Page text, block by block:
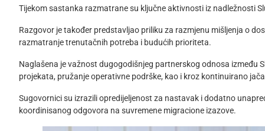
Tijekom sastanka razmatrane su ključne aktivnosti iz nadležnosti
Razgovor je također predstavljao priliku za razmjenu mišljenja o
razmatranje trenutačnih potreba i budućih prioriteta.
Naglašena je važnost dugogodišnjeg partnerskog odnosa između
projekata, pružanje operativne podrške, kao i kroz kontinuirano
Sugovornici su izrazili opredijeljenost za nastavak i dodatno
koordinisanog odgovora na suvremene migracione izazove.